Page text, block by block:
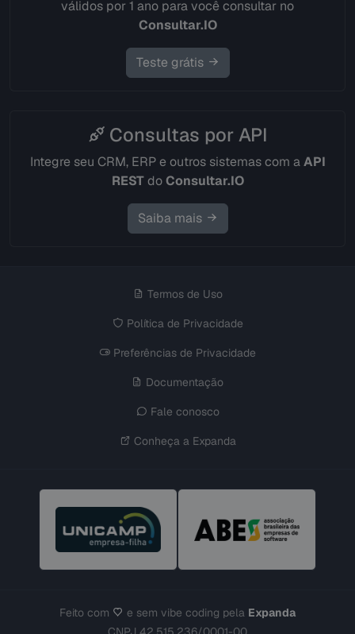
válidos por 1 ano para você consultar no
Consultar.IO
Teste grátis
Consultas por API
Integre seu CRM, ERP e outros sistemas com aAPI
RESTdoConsultar.IO
Saiba mais
Termos de Uso
Política de Privacidade
Preferências de Privacidade
Documentação
Fale conosco
Conheça a Expanda
Feito com e sem vibe coding pela Expanda